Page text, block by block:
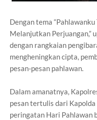
Dengan tema
Melanjutkan Perjuangan,”
dengan rangkaian
mengheningkan cipta,
pesan-pesan pahlawan.
Dalam amanatnya,
pesan tertulis dari
peringatan Hari Pahlawan